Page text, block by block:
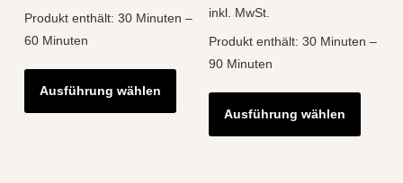
Produkt enthält: 30 Minuten –
60 Minuten
Ausführung wählen
Dieses
Produkt
weist
inkl. MwSt.
Produkt enthält: 30 Minuten –
90 Minuten
Ausführung wählen
weist